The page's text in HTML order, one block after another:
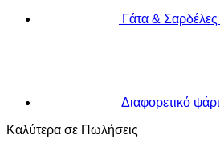
Γάτα & Σαρδέλες
Διαφορετικό ψάρι
Καλύτερα σε Πωλήσεις